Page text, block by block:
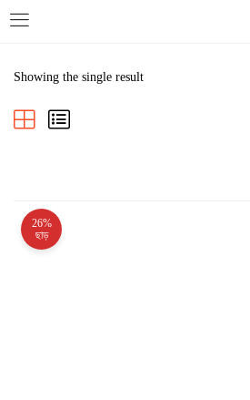
Showing the single result
26%
ছাড়